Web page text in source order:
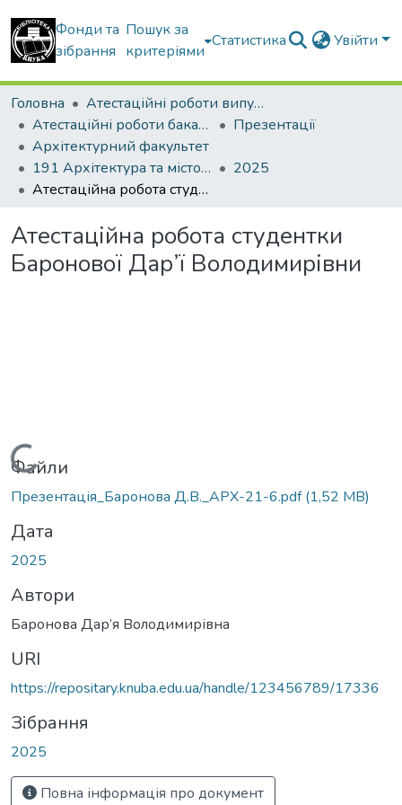
Фонди та
зібрання
Пошук за
критеріями
Статистика Увійти
Головна
Атестаційні роботи випускників
Атестаційні роботи бакалаврів
Презентації
Архітектурний факультет
191 Архітектура та містобудування
2025
Атестаційна робота студентки Баронової Дар’ї Володимирівни
Атестаційна робота студентки
Баронової Дар’ї Володимирівни
Вантажиться...
Файли
Презентація_Баронова Д.В._АРХ-21-6.pdf(1,52 MB)
Дата
2025
Автори
Баронова Дар’я Володимирівна
URI
https://repositary.knuba.edu.ua/handle/123456789/17336
Зібрання
2025
Повна інформація про документ